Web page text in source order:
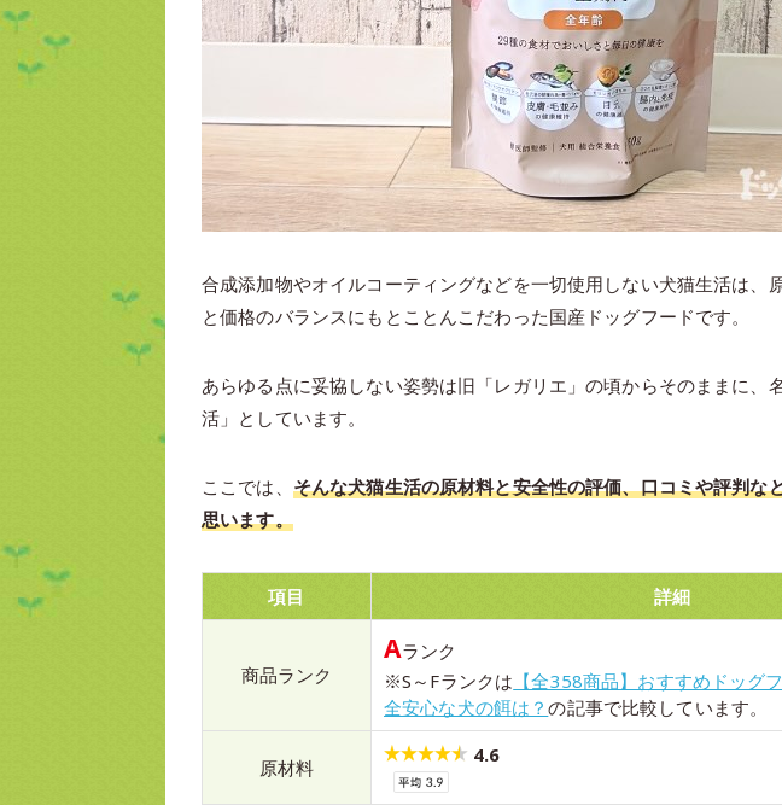
合成添加物やオイルコーティングなどを一切使用しない犬猫生活は、
と価格のバランスにもとことんこだわった国産ドッグフードです。
あらゆる点に妥協しない姿勢は旧「レガリエ」の頃からそのままに、
活」としています。
ここでは、 そんな犬猫生活の原材料と安全性の評価、口コミや評判な
思います。
項目 詳細
商品ランク
Aランク
※S～Fランクは 【全358商品】おすすめドッグ
全安心な犬の餌は？の記事で比較しています。
原材料
4.6